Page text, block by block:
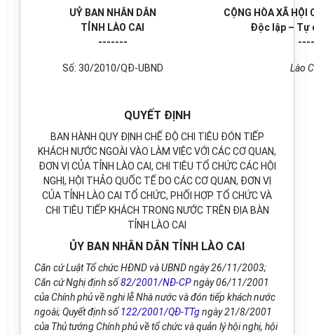
UỶ BAN NHÂN DÂN
TỈNH LÀO CAI
-------
CỘNG HÒA XÃ HỘI
Độc lập – Tự
Số: 30/2010/QĐ-UBND Lào
QUYẾT ĐỊNH
BAN HÀNH QUY ĐỊNH CHẾ ĐỘ CHI TIÊU ĐÓN TIẾP
KHÁCH NƯỚC NGOÀI VÀO LÀM VIỆC VỚI CÁC CƠ QUAN,
ĐƠN VỊ CỦA TỈNH LÀO CAI, CHI TIÊU TỔ CHỨC CÁC HỘI
NGHỊ, HỘI THẢO QUỐC TẾ DO CÁC CƠ QUAN, ĐƠN VỊ
CỦA TỈNH LÀO CAI TỔ CHỨC, PHỐI HỢP TỔ CHỨC VÀ
CHI TIÊU TIẾP KHÁCH TRONG NƯỚC TRÊN ĐỊA BÀN
TỈNH LÀO CAI
ỦY BAN NHÂN DÂN TỈNH LÀO CAI
Căn cứ Luật Tổ chức HĐND và UBND ngày 26/11/2003;
Căn cứ Nghị định số82/2001/NĐ-CPngày 06/11/2001
của Chính phủ về nghi lễ Nhà nước và đón tiếp khách nước
ngoài; Quyết định số 122/2001/QĐ-TTgngày 21/8/2001
của Thủ tướng Chính phủ về tổ chức và quản lý hội nghị, hội